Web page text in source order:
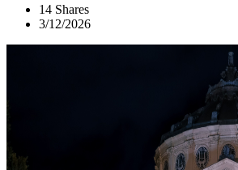
14 Shares
3/12/2026